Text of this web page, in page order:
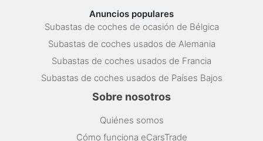
Anuncios populares
Subastas de coches de ocasión de Bélgica
Subastas de coches usados de Alemania
Subastas de coches usados de Francia
Subastas de coches usados de Países Bajos
Sobre nosotros
Quiénes somos
Cómo funciona eCarsTrade